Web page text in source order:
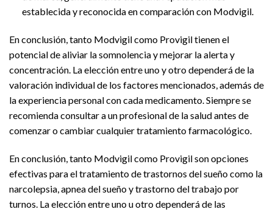
establecida y reconocida en comparación con Modvigil.
En conclusión, tanto Modvigil como Provigil tienen el
potencial de aliviar la somnolencia y mejorar la alerta y
concentración. La elección entre uno y otro dependerá de la
valoración individual de los factores mencionados, además de
la experiencia personal con cada medicamento. Siempre se
recomienda consultar a un profesional de la salud antes de
comenzar o cambiar cualquier tratamiento farmacológico.
En conclusión, tanto Modvigil como Provigil son opciones
efectivas para el tratamiento de trastornos del sueño como la
narcolepsia, apnea del sueño y trastorno del trabajo por
turnos. La elección entre uno u otro dependerá de las